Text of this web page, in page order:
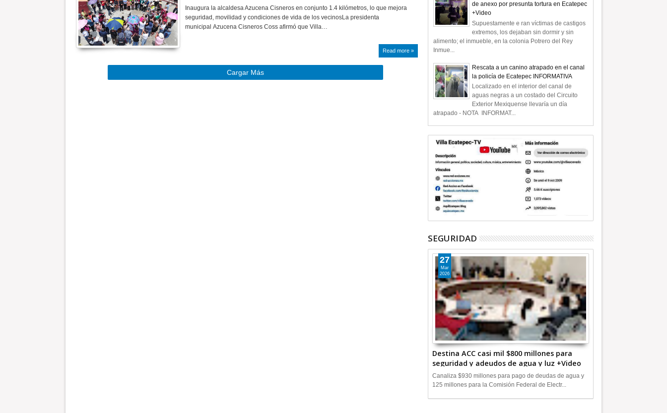
Inaugura la alcaldesa Azucena Cisneros en conjunto 1.4 kilómetros, lo que mejora
seguridad, movilidad y condiciones de vida de los vecinosLa presidenta
municipal Azucena Cisneros Coss afirmó que Villa…
Read more »
Cargar Más
de anexo por presunta tortura en Ecatepec
+Video
Supuestamente e ran víctimas de castigos
extremos, los dejaban sin dormir y sin
alimento; el inmueble, en la colonia Potrero del Rey
Inmue...
Rescata a un canino atrapado en el canal
la policía de Ecatepec INFORMATIVA
Localizado en el interior del canal de
aguas negras a un costado del Circuito
Exterior Mexiquense llevaría un día
atrapado - NOTA INFORMAT...
SEGURIDAD
Destina ACC casi mil $800 millones para
seguridad y adeudos de agua y luz +Video
27
Mar
2026
Canaliza $930 millones para pago de deudas de agua y
125 millones para la Comisión Federal de Electr...